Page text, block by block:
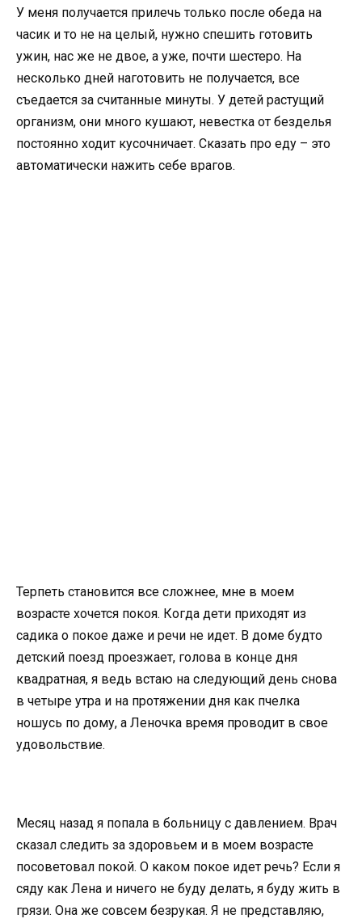
У меня получается прилечь только после обеда на
часик и то не на целый, нужно спешить готовить
ужин, нас же не двое, а уже, почти шестеро. На
несколько дней наготовить не получается, все
съедается за считанные минуты. У детей растущий
организм, они много кушают, невестка от безделья
постоянно ходит кусочничает. Сказать про еду – это
автоматически нажить себе врагов.
Терпеть становится все сложнее, мне в моем
возрасте хочется покоя. Когда дети приходят из
садика о покое даже и речи не идет. В доме будто
детский поезд проезжает, голова в конце дня
квадратная, я ведь встаю на следующий день снова
в четыре утра и на протяжении дня как пчелка
ношусь по дому, а Леночка время проводит в свое
удовольствие.
Месяц назад я попала в больницу с давлением. Врач
сказал следить за здоровьем и в моем возрасте
посоветовал покой. О каком покое идет речь? Если я
сяду как Лена и ничего не буду делать, я буду жить в
грязи. Она же совсем безрукая. Я не представляю,